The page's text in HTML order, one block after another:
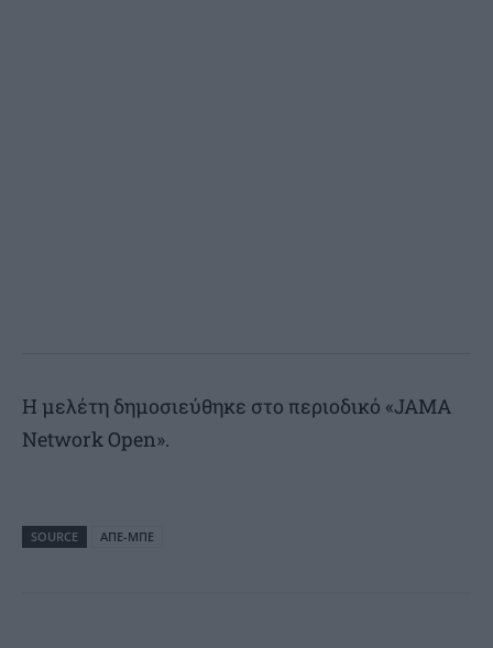
Η μελέτη δημοσιεύθηκε στο περιοδικό «JAMA
Network Open».
SOURCE ΑΠΕ-ΜΠΕ